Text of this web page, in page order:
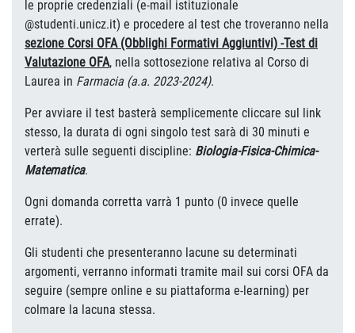
le proprie credenziali (e-mail istituzionale
@studenti.unicz.it) e procedere al test che troveranno nella
sezione Corsi OFA (Obblighi Formativi Aggiuntivi) -Test di
Valutazione OFA, nella sottosezione relativa al Corso di
Laurea in Farmacia (a.a. 2023-2024).
Per avviare il test basterà semplicemente cliccare sul link
stesso, la durata di ogni singolo test sarà di 30 minuti e
verterà sulle seguenti discipline: Biologia-Fisica-Chimica-
Matematica.
Ogni domanda corretta varrà 1 punto (0 invece quelle
errate).
Gli studenti che presenteranno lacune su determinati
argomenti, verranno informati tramite mail sui corsi OFA da
seguire (sempre online e su piattaforma e-learning) per
colmare la lacuna stessa.